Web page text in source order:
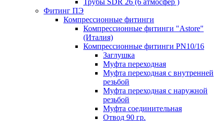
Трубы SDR 26 (6 атмосфер )
Фитинг ПЭ
Компрессионные фитинги
Компрессионные фитинги "Astore"
(Италия)
Компрессионные фитинги PN10/16
Заглушка
Муфта переходная
Муфта переходная с внутренней
резьбой
Муфта переходная с наружной
резьбой
Муфта соединительная
Отвод 90 гр.